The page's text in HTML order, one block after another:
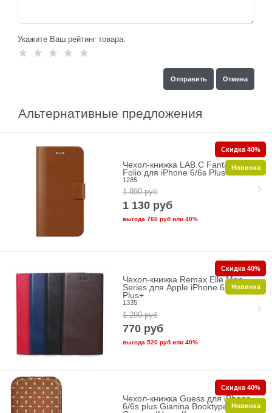
Укажите Ваш рейтинг товара:
Альтернативные предложения
Чехол-книжка LAB.C Fantastic 5
Folio для iPhone 6/6s Plus+
1285
1 890 руб
1 130 руб
выгода 760 рубили 40%
Скидка 40%
Новинка
Чехол-книжка Remax Elle Men
Series для Apple iPhone 6/6s
Plus+
1335
1 290 руб
770 руб
выгода 520 рубили 40%
Скидка 40%
Новинка
Чехол-книжка Guess для iPhone
6/6s plus Gianina Booktype
Скидка 40%
Новинка